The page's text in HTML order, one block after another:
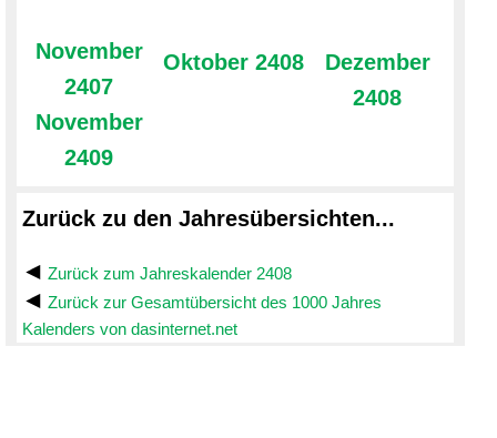
November
2407
November
2409
Oktober 2408
Dezember
2408
Zurück zu den Jahresübersichten...
Zurück zum Jahreskalender 2408
Zurück zur Gesamtübersicht des 1000 Jahres
Kalenders von dasinternet.net